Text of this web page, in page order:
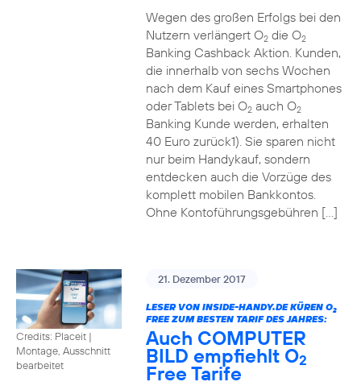
Wegen des großen Erfolgs bei den
Nutzern verlängert O2die O2
Banking Cashback Aktion. Kunden,
die innerhalb von sechs Wochen
nach dem Kauf eines Smartphones
oder Tablets bei O2auch O2
Banking Kunde werden, erhalten
40 Euro zurück1). Sie sparen nicht
nur beim Handykauf, sondern
entdecken auch die Vorzüge des
komplett mobilen Bankkontos.
Ohne Kontoführungsgebühren […]
Credits: Placeit |
Montage, Ausschnitt
bearbeitet
21. Dezember 2017
LESER VON INSIDE-HANDY.DE KÜREN O2
FREE ZUM BESTEN TARIF DES JAHRES:
Auch COMPUTER
BILD empfiehlt O2
Free Tarife